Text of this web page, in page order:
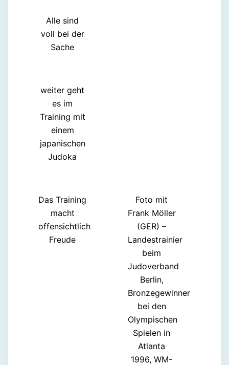
Alle sind
voll bei der
Sache
weiter geht
es im
Training mit
einem
japanischen
Judoka
Das Training
macht
offensichtlich
Freude
Foto mit
Frank Möller
(GER) –
Landestrainier
beim
Judoverband
Berlin,
Bronzegewinner
bei den
Olympischen
Spielen in
Atlanta
1996, WM-